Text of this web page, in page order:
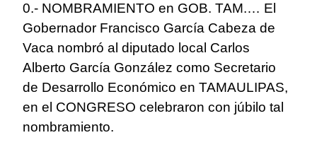
0.- NOMBRAMIENTO en GOB. TAM.… El
Gobernador Francisco García Cabeza de
Vaca nombró al diputado local Carlos
Alberto García González como Secretario
de Desarrollo Económico en TAMAULIPAS,
en el CONGRESO celebraron con júbilo tal
nombramiento.